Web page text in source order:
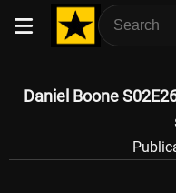
Daniel Boone